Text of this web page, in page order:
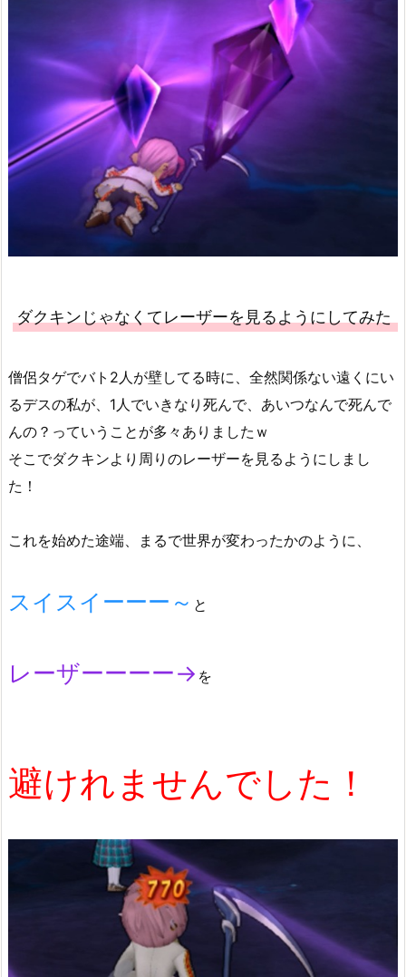
ダクキンじゃなくてレーザーを見るようにしてみた
僧侶タゲでバト2人が壁してる時に、全然関係ない遠くにい
るデスの私が、1人でいきなり死んで、あいつなんで死んで
んの？っていうことが多々ありましたｗ
そこでダクキンより周りのレーザーを見るようにしまし
た！
これを始めた途端、まるで世界が変わったかのように、
スイスイーーー～ と
レーザーーーー→ を
避けれませんでした！